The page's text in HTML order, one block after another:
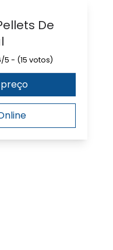
De
5 - (15 votos)